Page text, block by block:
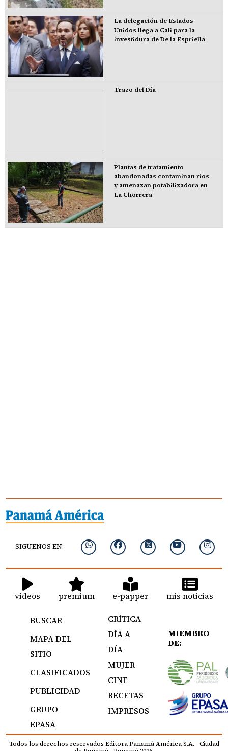
La delegación de Estados
Unidos llega a Cali para la
investidura de De la Espriella
Trazo del Día
Plantas de tratamiento
abandonadas contaminan ríos
y amenazan potabilizadora en
La Chorrera
SIGUENOS EN:
videos premium e-papper mis noticias
BUSCAR
MAPA DEL
SITIO
CLASIFICADOS
PUBLICIDAD
GRUPO
EPASA
CRÍTICA
DÍA A
DÍA
MUJER
CINE
RECETAS
IMPRESOS
MIEMBRO
DE:
Todos los derechos reservados Editora Panamá América S.A. - Ciudad